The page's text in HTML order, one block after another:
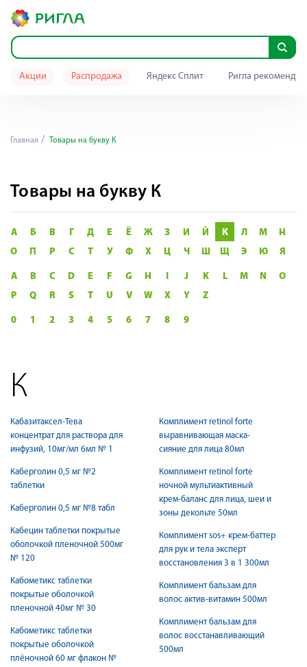
Акции Распродажа Яндекс Сплит Ригла
Главная Товары на букву К
Товары на букву К
А Б В Г Д Е Ё Ж З И Й К Л М
Н
О
П Р С Т У Ф Х Ц Ч Ш Щ Э Ю Я
A B C D E F G H I J K L M N
O
P
Q R S T U V W X Y Z
0 1 2 3 4 5 6 7 8 9
К
Кабазитаксел-Тева
концентрат для раствора для
инфузий, 10мг/мл 6мл № 1
Каберголин 0,5 мг №2
таблетки
Каберголин 0,5 мг №8 табл
Кабецин таблетки покрытые
оболочкой пленочной 500мг
№ 120
Кабометикс таблетки
покрытые оболочкой
пленочной 40мг № 30
Кабометикс таблетки
покрытые оболочкой
плёночной 60 мг флакон №
Комплимент retinol forte
выравнивающая маска-
сияние для лица 80мл
Комплимент retinol forte
ночной мультиактивный
крем-баланс для лица, шеи и
зоны декольте 50мл
Комплимент sos+ крем-баттер
для рук и тела эксперт
восстановления 3 в 1 300мл
Комплимент бальзам для
волос актив-витамин 500мл
Комплимент бальзам для
волос восстанавливающий
500мл